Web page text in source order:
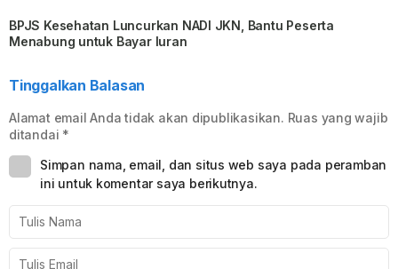
BPJS Kesehatan Luncurkan NADI JKN, Bantu Peserta
Menabung untuk Bayar Iuran
Tinggalkan Balasan
Alamat email Anda tidak akan dipublikasikan. Ruas yang wajib
ditandai *
Simpan nama, email, dan situs web saya pada peramban
ini untuk komentar saya berikutnya.